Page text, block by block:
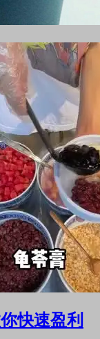
快速盈利